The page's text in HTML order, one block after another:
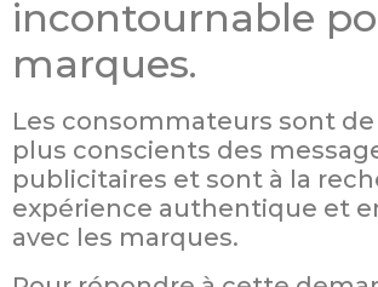
incontournable
marques.
Les consommateurs sont
plus conscients des
publicitaires et sont à la
expérience authentique et
avec les marques.